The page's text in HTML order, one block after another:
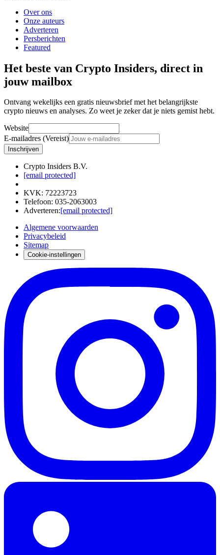
Over ons
Onze auteurs
Adverteren
Persberichten
Featured
Het beste van Crypto Insiders, direct in
jouw mailbox
Ontvang wekelijks een gratis nieuwsbrief met het belangrijkste
crypto nieuws en analyses. Zo weet je zeker dat je niets gemist hebt.
Website
E-mailadres (Vereist)
Inschrijven
Crypto Insiders B.V.
[email protected]
KVK: 72223723
Telefoon: 035-2063003
Adverteren:[email protected]
Algemene voorwaarden
Privacybeleid
Sitemap
Cookie-instellingen